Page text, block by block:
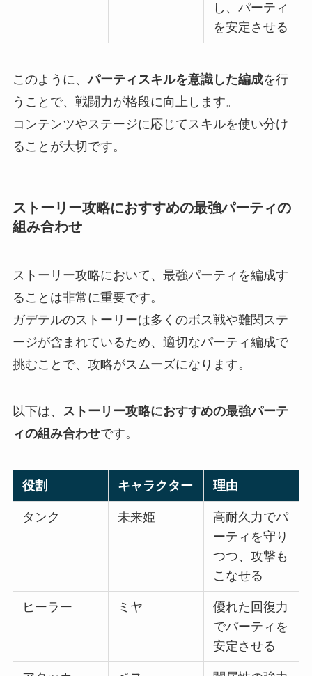
し、パーティ
を安定させる
このように、パーティスキルを意識した編成を行
うことで、戦闘力が格段に向上します。
コンテンツやステージに応じてスキルを使い分け
ることが大切です。
ストーリー攻略におすすめの最強パーティの
組み合わせ
ストーリー攻略において、最強パーティを編成す
ることは非常に重要です。
ガデテルのストーリーは多くのボス戦や難関ステ
ージが含まれているため、適切なパーティ編成で
挑むことで、攻略がスムーズになります。
以下は、 ストーリー攻略におすすめの最強パーテ
ィの組み合わせです。
役割 キャラクター 理由
タンク 未来姫
高耐久力でパ
ーティを守り
つつ、攻撃も
こなせる
ヒーラー ミヤ
優れた回復力
でパーティを
安定させる